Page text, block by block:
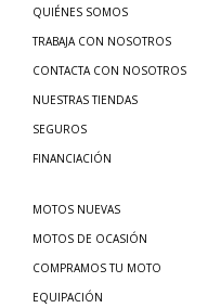
QUIÉNES SOMOS
TRABAJA CON NOSOTROS
CONTACTA CON NOSOTROS
NUESTRAS TIENDAS
SEGUROS
FINANCIACIÓN
MOTOS NUEVAS
MOTOS DE OCASIÓN
COMPRAMOS TU MOTO
EQUIPACIÓN